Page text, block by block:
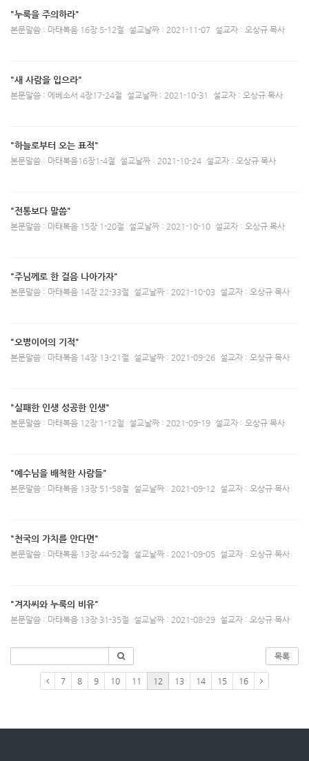
"누룩을 주의하라"
본문말씀 : 마태복음 16장 5-12절 설교날짜 : 2021-11-07 설교자 : 오상규 목사
"새 사람을 입으라"
본문말씀 : 에베소서 4장17-24절 설교날짜 : 2021-10-31 설교자 : 오상규 목사
"하늘로부터 오는 표적"
본문말씀 : 마태복음16장1-4절 설교날짜 : 2021-10-24 설교자 : 오상규 목사
"전통보다 말씀"
본문말씀 : 마태복음 15장 1-20절 설교날짜 : 2021-10-10 설교자 : 오상규 목사
"주님께로 한 걸음 나아가자"
본문말씀 : 마태복음 14장 22-33절 설교날짜 : 2021-10-03 설교자 : 오상규 목사
"오병이어의 기적"
본문말씀 : 마태복음 14장 13-21절 설교날짜 : 2021-09-26 설교자 : 오상규 목사
"실패한 인생 성공한 인생"
본문말씀 : 마태복음 12장 1-12절 설교날짜 : 2021-09-19 설교자 : 오상규 목사
"예수님을 배척한 사람들"
본문말씀 : 마태복음 13장 51-58절 설교날짜 : 2021-09-12 설교자 : 오상규 목사
"천국의 가치를 안다면"
본문말씀 : 마태복음 13장 44-52절 설교날짜 : 2021-09-05 설교자 : 오상규 목사
"겨자씨와 누룩의 비유"
본문말씀 : 마태복음 13장 31-35절 설교날짜 : 2021-08-29 설교자 : 오상규 목사
목록
7 8 9 10 11 12 13 14 15 16